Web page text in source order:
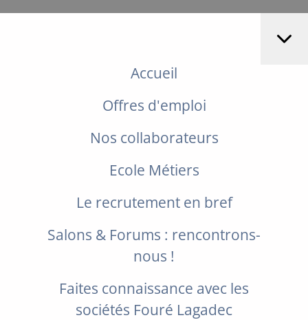
Accueil
Offres d'emploi
Nos collaborateurs
Ecole Métiers
Le recrutement en bref
Salons & Forums : rencontrons-
nous !
Faites connaissance avec les
sociétés Fouré Lagadec